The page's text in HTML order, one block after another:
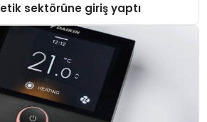
sektörüne giriş yaptı